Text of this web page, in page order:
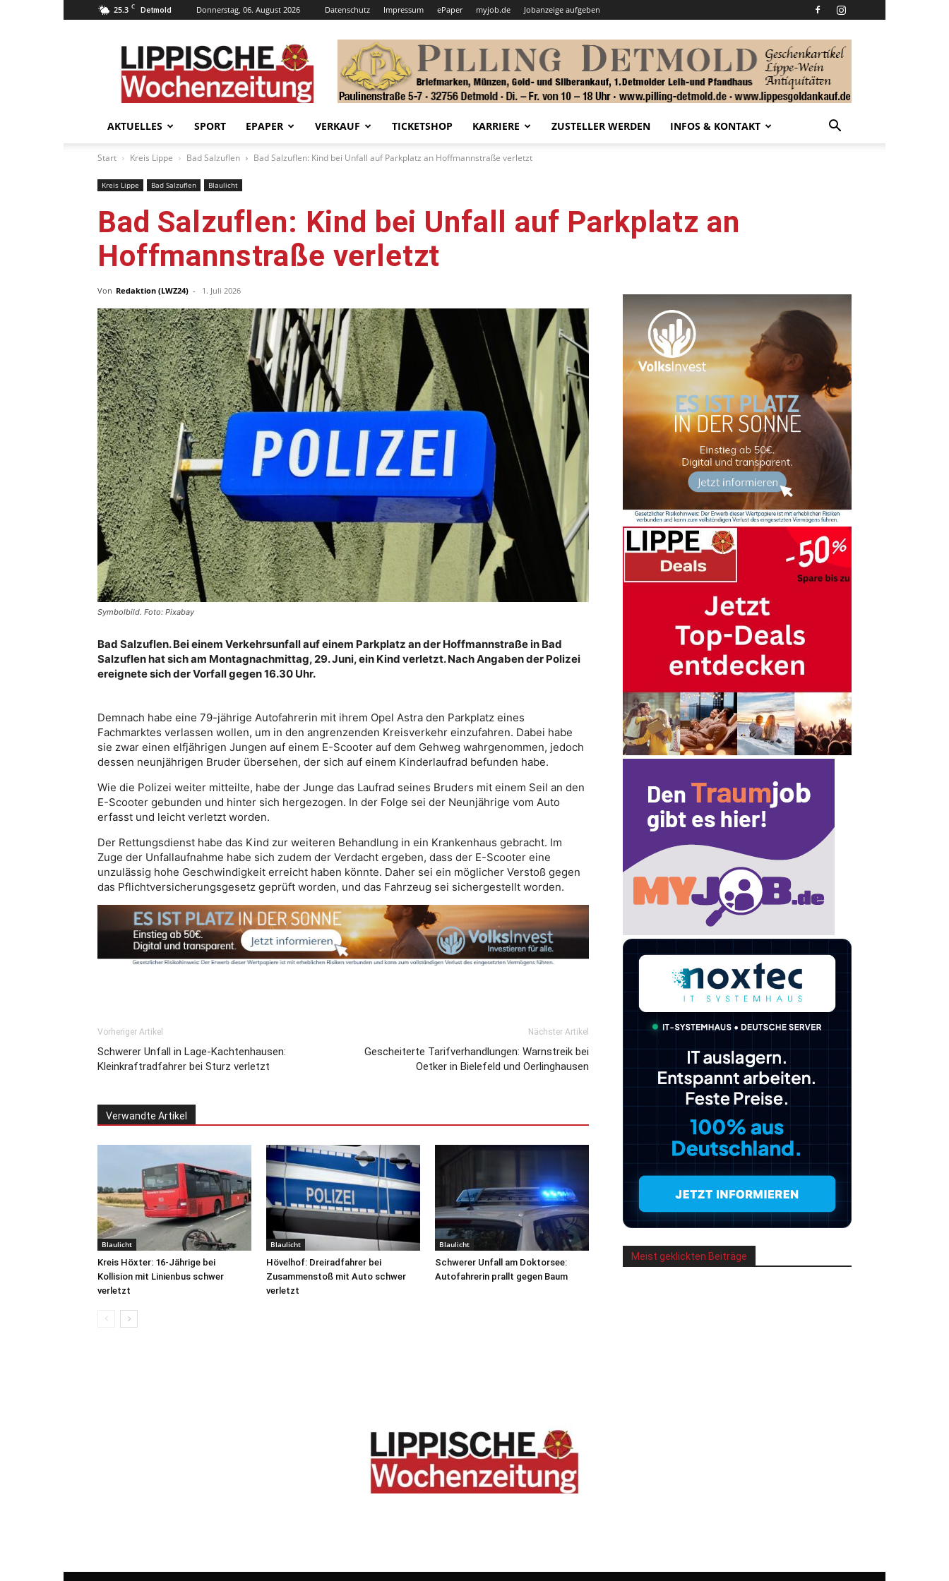
25.3 C Detmold Donnerstag, 06. August 2026 Datenschutz Impressum ePaper myjob.de Jobanzeige aufgeben
Lippische
Wochenzeitung
–
LWZ24.de
AKTUELLES SPORT EPAPER VERKAUF TICKETSHOP KARRIERE ZUSTELLER WERDEN INFOS & KONTAKT
Start Kreis Lippe Bad Salzuflen Bad Salzuflen: Kind bei Unfall auf Parkplatz an Hoffmannstraße verletzt
Kreis Lippe Bad Salzuflen Blaulicht
Bad Salzuflen: Kind bei Unfall auf Parkplatz an
Hoffmannstraße verletzt
Von Redaktion (LWZ24) - 1. Juli 2026
Symbolbild. Foto: Pixabay
Bad Salzuflen. Bei einem Verkehrsunfall auf einem Parkplatz an der Hoffmannstraße in Bad
Salzuflen hat sich am Montagnachmittag, 29. Juni, ein Kind verletzt. Nach Angaben der Polizei
ereignete sich der Vorfall gegen 16.30 Uhr.
Demnach habe eine 79-jährige Autofahrerin mit ihrem Opel Astra den Parkplatz eines
Fachmarktes verlassen wollen, um in den angrenzenden Kreisverkehr einzufahren. Dabei habe
sie zwar einen elfjährigen Jungen auf einem E-Scooter auf dem Gehweg wahrgenommen, jedoch
dessen neunjährigen Bruder übersehen, der sich auf einem Kinderlaufrad befunden habe.
Wie die Polizei weiter mitteilte, habe der Junge das Laufrad seines Bruders mit einem Seil an den
E-Scooter gebunden und hinter sich hergezogen. In der Folge sei der Neunjährige vom Auto
erfasst und leicht verletzt worden.
Der Rettungsdienst habe das Kind zur weiteren Behandlung in ein Krankenhaus gebracht. Im
Zuge der Unfallaufnahme habe sich zudem der Verdacht ergeben, dass der E-Scooter eine
unzulässig hohe Geschwindigkeit erreicht haben könnte. Daher sei ein möglicher Verstoß gegen
das Pflichtversicherungsgesetz geprüft worden, und das Fahrzeug sei sichergestellt worden.
Vorheriger Artikel
Schwerer Unfall in Lage-Kachtenhausen:
Kleinkraftradfahrer bei Sturz verletzt
Nächster Artikel
Gescheiterte Tarifverhandlungen: Warnstreik bei
Oetker in Bielefeld und Oerlinghausen
Verwandte Artikel
Blaulicht
Kreis Höxter: 16-Jährige bei
Kollision mit Linienbus schwer
verletzt
Blaulicht
Hövelhof: Dreiradfahrer bei
Zusammenstoß mit Auto schwer
verletzt
Blaulicht
Schwerer Unfall am Doktorsee:
Autofahrerin prallt gegen Baum
Meist geklickten Beiträge